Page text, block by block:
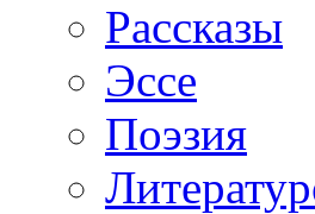
Рассказы
Эссе
Поэзия